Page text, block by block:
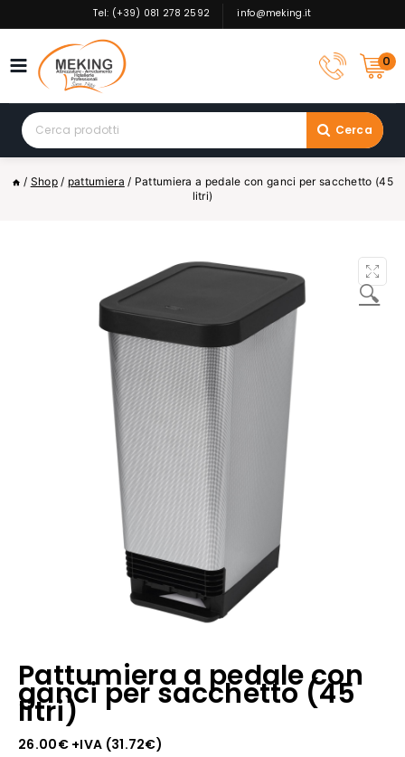
to
Tel: (+39) 081 278 2592 info@meking.it
0
Search
for:
Cerca
/ Shop / pattumiera / Pattumiera a pedale con ganci per sacchetto (45
litri)
🔍
Pattumiera a pedale con
ganci per sacchetto (45
litri)
26.00€+IVA (31.72€)